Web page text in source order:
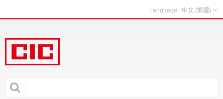
中文 (繁體)